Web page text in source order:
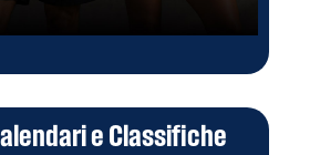
e Classifiche